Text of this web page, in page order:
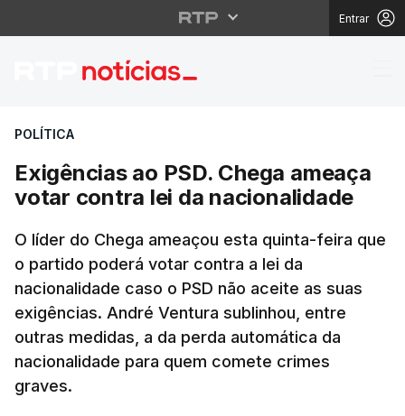
Entrar
Exigências ao PSD.
POLÍTICA
Exigências ao PSD. Chega ameaça
votar contra lei da nacionalidade
O líder do Chega ameaçou esta quinta-feira que
o partido poderá votar contra a lei da
nacionalidade caso o PSD não aceite as suas
exigências. André Ventura sublinhou, entre
outras medidas, a da perda automática da
nacionalidade para quem comete crimes
graves.